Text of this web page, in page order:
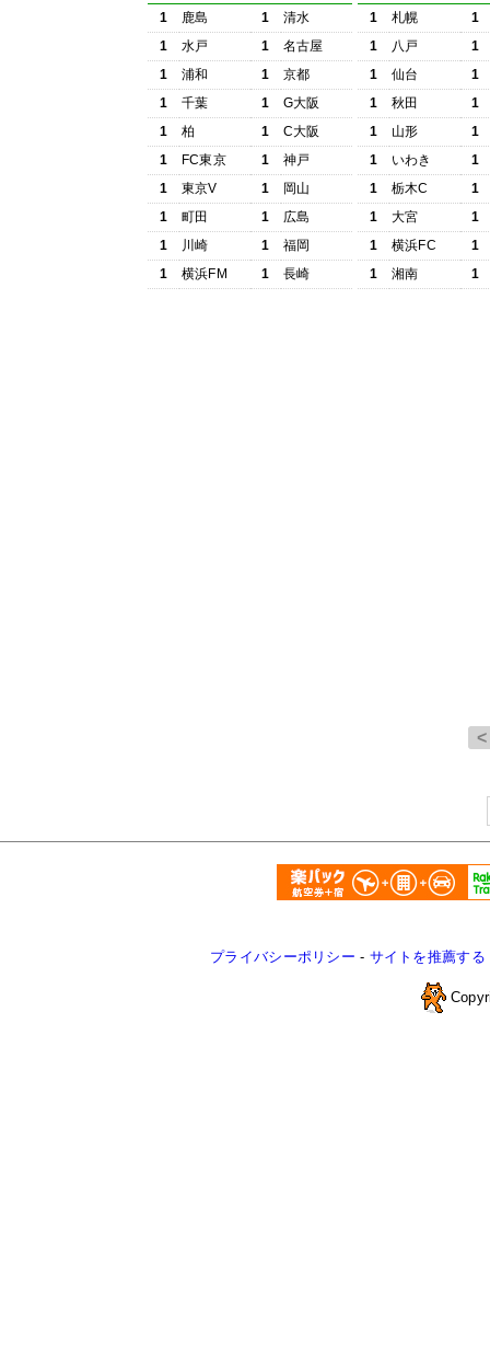
1 鹿島 1
清水
1
水戸 1
名古屋
1
浦和 1
京都
1
千葉 1
G大阪
1
柏 1
C大阪
1
FC東京 1
神戸
1
東京V 1
岡山
1
町田 1
広島
1
川崎 1
福岡
1
横浜FM 1 長崎
1 札幌
1
1
八戸
1
1
仙台
1
1
秋田
1
1
山形
1
1
いわき
1
1
栃木C
1
1
大宮
1
1
横浜FC
1
1
湘南 1
プライバシーポリシー - サイトを推薦する